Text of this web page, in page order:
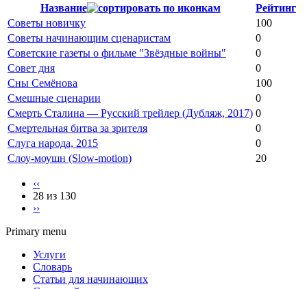
Название
Рейтинг
Советы новичку
100
Советы начинающим сценаристам
0
Советские газеты о фильме "Звёздные войны"
0
Совет дня
0
Сны Семёнова
100
Смешные сценарии
0
Смерть Сталина — Русский трейлер (Дубляж, 2017) 0
Смертельная битва за зрителя
0
Слуга народа, 2015
0
Слоу-моушн (Slow-motion)
20
‹‹
28 из 130
››
Primary menu
Услуги
Словарь
Статьи для начинающих